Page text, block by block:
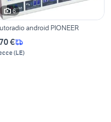
6
android PIONEER
€
(LE)